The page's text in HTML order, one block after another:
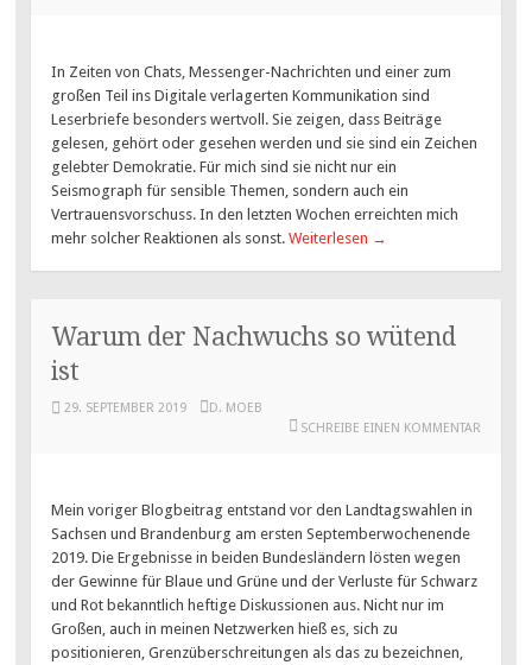
In Zeiten von Chats, Messenger-Nachrichten und einer zum
großen Teil ins Digitale verlagerten Kommunikation sind
Leserbriefe besonders wertvoll. Sie zeigen, dass Beiträge
gelesen, gehört oder gesehen werden und sie sind ein Zeichen
gelebter Demokratie. Für mich sind sie nicht nur ein
Seismograph für sensible Themen, sondern auch ein
Vertrauensvorschuss. In den letzten Wochen erreichten mich
mehr solcher Reaktionen als sonst.Weiterlesen →
Warum der Nachwuchs so wütend
ist
29. SEPTEMBER 2019
D. MOEB
SCHREIBE EINEN KOMMENTAR
Mein voriger Blogbeitrag entstand vor den Landtagswahlen in
Sachsen und Brandenburg am ersten Septemberwochenende
2019. Die Ergebnisse in beiden Bundesländern lösten wegen
der Gewinne für Blaue und Grüne und der Verluste für Schwarz
und Rot bekanntlich heftige Diskussionen aus. Nicht nur im
Großen, auch in meinen Netzwerken hieß es, sich zu
positionieren, Grenzüberschreitungen als das zu bezeichnen,